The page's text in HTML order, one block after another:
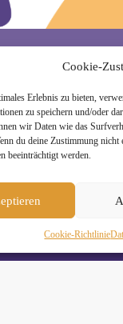
Cookie-
Erlebnis zu bieten,
zu speichern und/oder
wir Daten wie das
du deine Zustimmung
beeinträchtigt werden.
Cookie-Richtlinie
wieder